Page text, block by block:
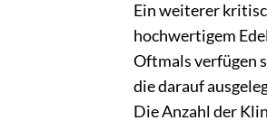
Ein weiterer
hochwertigem
Oftmals verfügen
die darauf
Die Anzahl der